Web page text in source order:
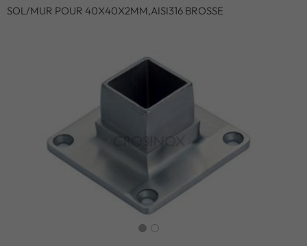
SOL/MUR POUR 40X40X2MM,AISI316 BROSSE